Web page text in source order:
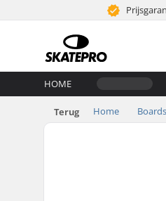
HOME
Terug Home Boards